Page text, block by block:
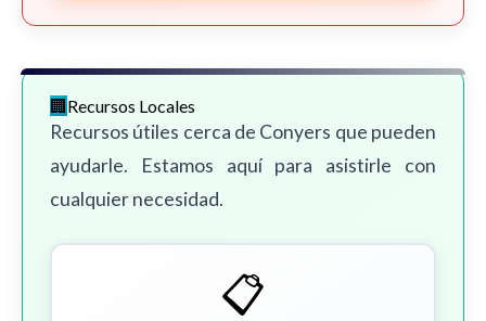
Recursos Locales
Recursos útiles cerca de Conyers que pueden
ayudarle. Estamos aquí para asistirle con
cualquier necesidad.
📋